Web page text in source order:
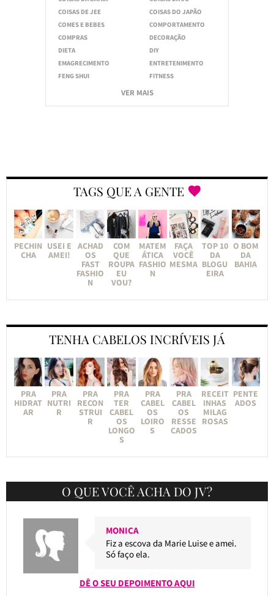
COISAS DE JEE
COISAS DO JAPÃO
COMES E BEBES
COMPORTAMENTO
COMPRAS
DECORAÇÃO
DIETA
DIY
EMAGRECIMENTO
ENTRETENIMENTO
FENG SHUI
FITNESS
VER MAIS
TAGS QUE A GENTE
PECHIN
CHA
USEI E
AMEI!
ACHAD
OS
FAST
FASHIO
N
COM
QUE
ROUPA
EU
VOU?
MATEM
ÁTICA
FASHIO
N
FAÇA
VOCÊ
MESMA
TOP 10
DA
BLOGU
EIRA
O BOM
DA
BAHIA
TENHA CABELOS INCRÍVEIS JÁ
PRA
HIDRAT
AR
PRA
NUTRI
R
PRA
RECON
STRUI
R
PRA
TER
CABEL
OS
LONGO
S
PRA
CABEL
OS
LOIRO
S
PRA
CABEL
OS
RESSE
CADOS
RECEIT
INHAS
MILAG
ROSAS
PENTE
ADOS
O QUE VOCÊ ACHA DO JV?
MONICA
Fiz a escova da Marie Luise e amei.
Só faço ela.
DÊ O SEU DEPOIMENTO AQUI